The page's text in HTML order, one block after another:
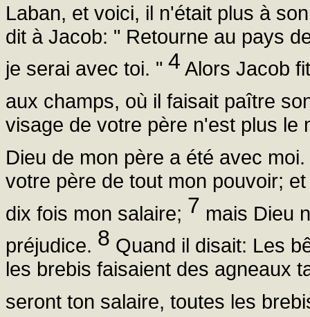
Laban, et voici, il n'était plus à
dit à Jacob: " Retourne au pays
je serai avec toi. " 4 Alors Jacob
aux champs, où il faisait paître
visage de votre père n'est plus le
Dieu de mon père a été avec moi.
votre père de tout mon pouvoir;
dix fois mon salaire; 7 mais Dieu
préjudice. 8 Quand il disait: Les
les brebis faisaient des agneaux
seront ton salaire, toutes les